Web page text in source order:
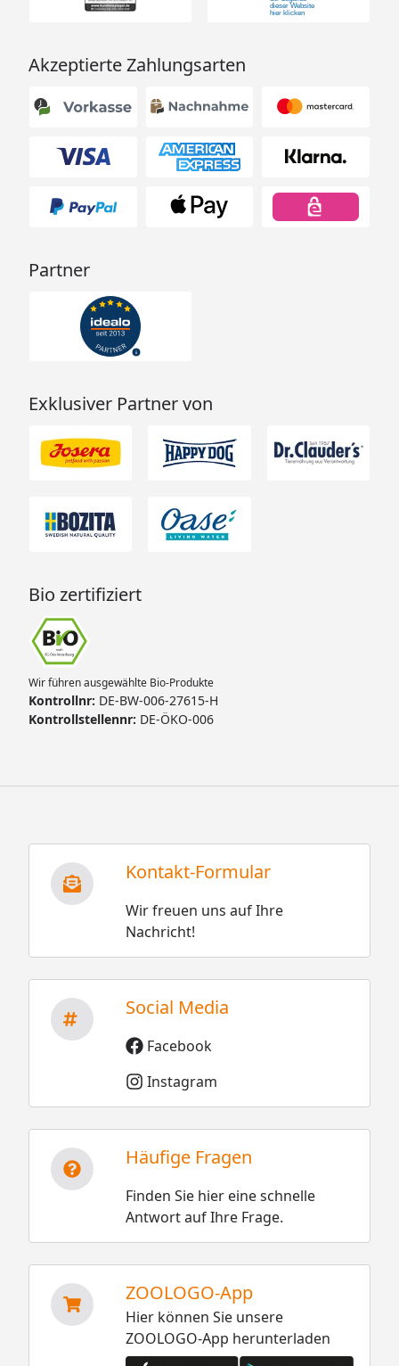
Akzeptierte Zahlungsarten
Partner
Exklusiver Partner von
Bio zertifiziert
Wir führen ausgewählte Bio-Produkte
Kontrollnr: DE-BW-006-27615-H
Kontrollstellennr: DE-ÖKO-006
Kontakt-Formular
Wir freuen uns auf Ihre
Nachricht!
Social Media
Facebook
Instagram
Häufige Fragen
Finden Sie hier eine schnelle
Antwort auf Ihre Frage.
ZOOLOGO-App
Hier können Sie unsere
ZOOLOGO-App herunterladen